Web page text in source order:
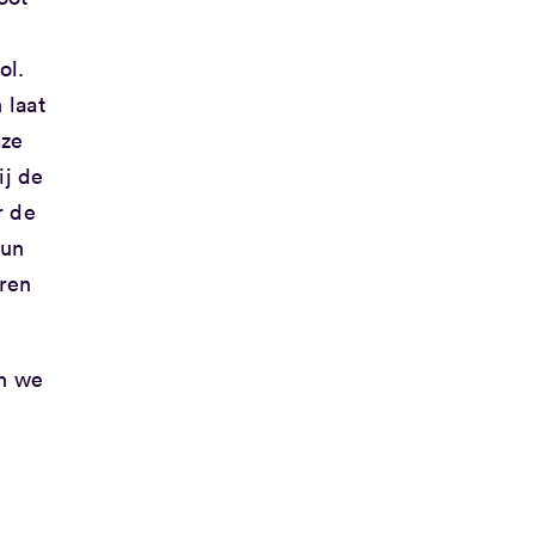
laat
de
de
we